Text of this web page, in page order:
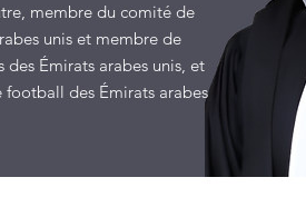
membre du comité de
unis et membre de
des Émirats arabes unis, et
des Émirats arabes